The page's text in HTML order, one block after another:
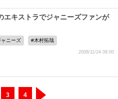
エキストラでジャニーズファンが
ャニーズ 木村拓哉
2008/11/24 08:00
3 4